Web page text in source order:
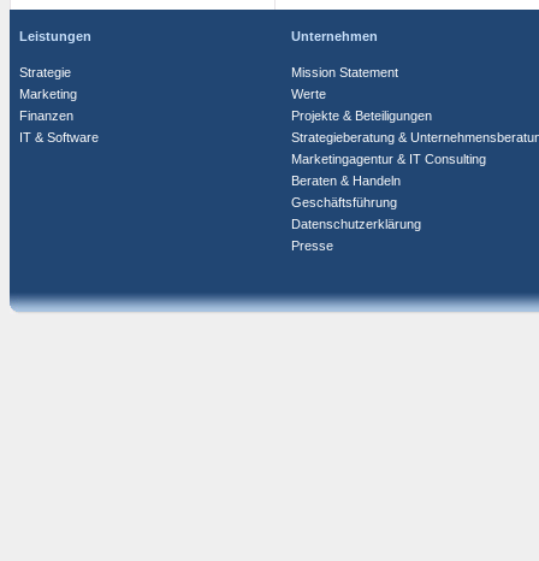
Leistungen
Strategie
Marketing
Finanzen
IT & Software
Unternehmen
Mission Statement
Werte
Projekte & Beteiligungen
Strategieberatung &
Marketingagentur & IT Consulting
Beraten & Handeln
Geschäftsführung
Datenschutzerklärung
Presse